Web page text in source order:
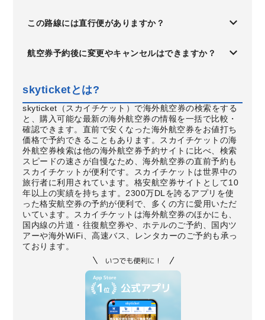
この路線には直行便がありますか？
航空券予約後に変更やキャンセルはできますか？
skyticketとは?
skyticket（スカイチケット）で海外航空券の検索をする
と、購入可能な最新の海外航空券の情報を一括で比較・
確認できます。直前で安くなった海外航空券をお値打ち
価格で予約できることもあります。スカイチケットの海
外航空券検索は他の海外航空券予約サイトに比べ、検索
スピードの速さが自慢なため、海外航空券の直前予約も
スカイチケットが便利です。スカイチケットは世界中の
旅行者に利用されています。格安航空券サイトとして10
年以上の実績を持ちます。2300万DLを誇るアプリを使
った格安航空券の予約が便利で、多くの方に愛用いただ
いています。スカイチケットは海外航空券のほかにも、
国内線の片道・往復航空券や、ホテルのご予約、国内ツ
アーや海外WiFi、高速バス、レンタカーのご予約も承っ
ております。